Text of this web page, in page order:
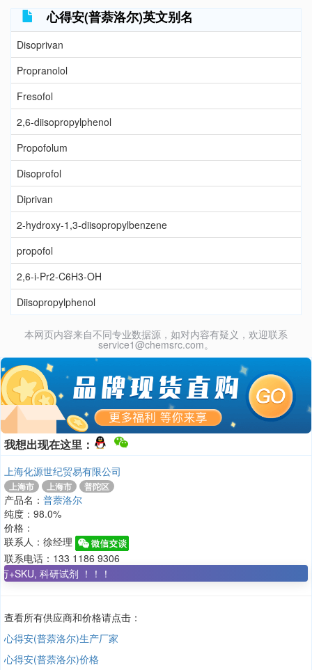
心得安(普萘洛尔)英文别名
Disoprivan
Propranolol
Fresofol
2,6-diisopropylphenol
Propofolum
Disoprofol
Diprivan
2-hydroxy-1,3-diisopropylbenzene
propofol
2,6-i-Pr2-C6H3-OH
Diisopropylphenol
本网页内容来自不同专业数据源，如对内容有疑义，欢迎联系
service1@chemsrc.com。
我想出现在这里：
上海化源世纪贸易有限公司
上海市 上海市 普陀区
产品名： 普萘洛尔
纯度：98.0%
价格：
联系人：徐经理
联系电话：133 1186 9306
科研试剂 ！！！
查看所有供应商和价格请点击：
心得安(普萘洛尔)生产厂家
心得安(普萘洛尔)价格